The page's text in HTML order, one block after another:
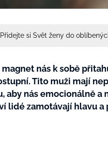
Přidejte si Svět ženy do
magnet nás k sobě
Tito muži mají
aby nás emocionálně a
lidé zamotávají hlavu